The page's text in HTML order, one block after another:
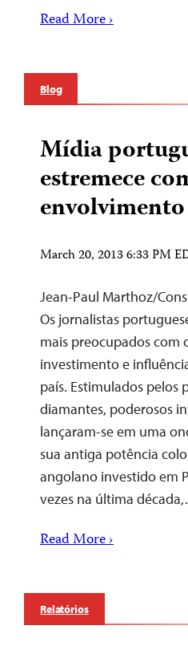
Read More ›
Blog
Mídia
estremece
March 20, 2013 6:33 PM
Jean-Paul Marthoz/
Os jornalistas
mais preocupados com
investimento e
país. Estimulados pelos
diamantes, poderosos
lançaram-se em uma
sua antiga potência
angolano investido em
vezes na última
Read More ›
Relatórios